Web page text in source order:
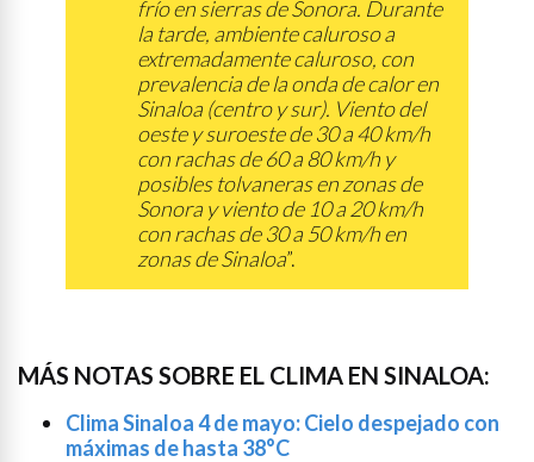
frío en sierras de Sonora. Durante
la tarde, ambiente caluroso a
extremadamente caluroso, con
prevalencia de la onda de calor en
Sinaloa (centro y sur). Viento del
oeste y suroeste de 30 a 40 km/h
con rachas de 60 a 80 km/h y
posibles tolvaneras en zonas de
Sonora y viento de 10 a 20 km/h
con rachas de 30 a 50 km/h en
zonas de Sinaloa”.
MÁS NOTAS SOBRE EL CLIMA EN SINALOA:
Clima Sinaloa 4 de mayo: Cielo despejado con
máximas de hasta 38°C